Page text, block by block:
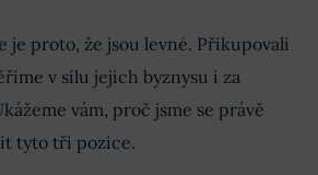
je proto, že jsou levné. Přikupovali
v sílu jejich byznysu i za
vám, proč jsme se právě
tyto tři pozice.